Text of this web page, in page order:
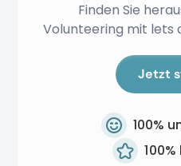
Finden Sie
Volunteering mit lets
Jetzt
100%